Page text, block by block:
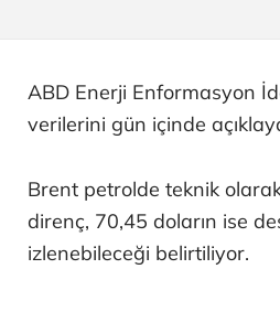
ABD Enerji Enformasyon
verilerini gün içinde
Brent petrolde teknik
direnç, 70,45 doların ise
izlenebileceği belirtiliyor.